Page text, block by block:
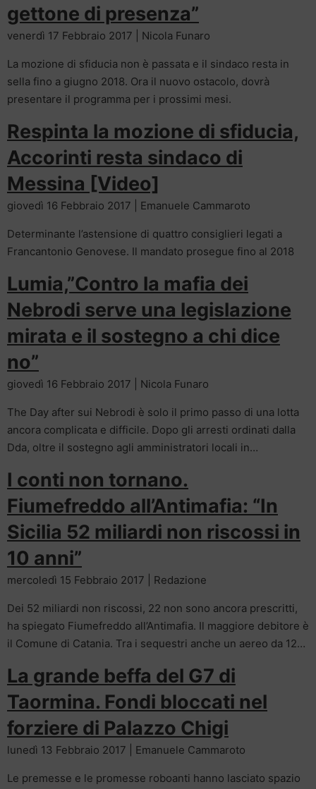
gettone di presenza”
venerdì 17 Febbraio 2017 | Nicola Funaro
La mozione di sfiducia non è passata e il sindaco resta in
sella fino a giugno 2018. Ora il nuovo ostacolo, dovrà
presentare il programma per i prossimi mesi.
Respinta la mozione di sfiducia,
Accorinti resta sindaco di
Messina [Video]
giovedì 16 Febbraio 2017 | Emanuele Cammaroto
Determinante l’astensione di quattro consiglieri legati a
Francantonio Genovese. Il mandato prosegue fino al 2018
Lumia,”Contro la mafia dei
Nebrodi serve una legislazione
mirata e il sostegno a chi dice
no”
giovedì 16 Febbraio 2017 | Nicola Funaro
The Day after sui Nebrodi è solo il primo passo di una lotta
ancora complicata e difficile. Dopo gli arresti ordinati dalla
Dda, oltre il sostegno agli amministratori locali in…
I conti non tornano.
Fiumefreddo all’Antimafia: “In
Sicilia 52 miliardi non riscossi in
10 anni”
mercoledì 15 Febbraio 2017 | Redazione
Dei 52 miliardi non riscossi, 22 non sono ancora prescritti,
ha spiegato Fiumefreddo all’Antimafia. Il maggiore debitore è
il Comune di Catania. Tra i sequestri anche un aereo da 12…
La grande beffa del G7 di
Taormina. Fondi bloccati nel
forziere di Palazzo Chigi
lunedì 13 Febbraio 2017 | Emanuele Cammaroto
Le premesse e le promesse roboanti hanno lasciato spazio